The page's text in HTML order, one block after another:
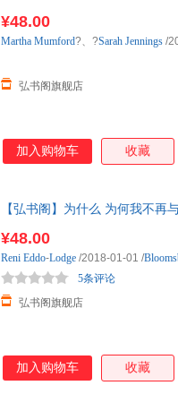
¥48.00
弘书阁旗舰店
Martha Mumford?、?Sarah Jennings /
加入购物车 收藏
【弘书阁】为什么 为何我不再
外阅
¥48.00
弘书阁旗舰店
5条评论
Reni Eddo-Lodge /2018-01-01 /
加入购物车 收藏